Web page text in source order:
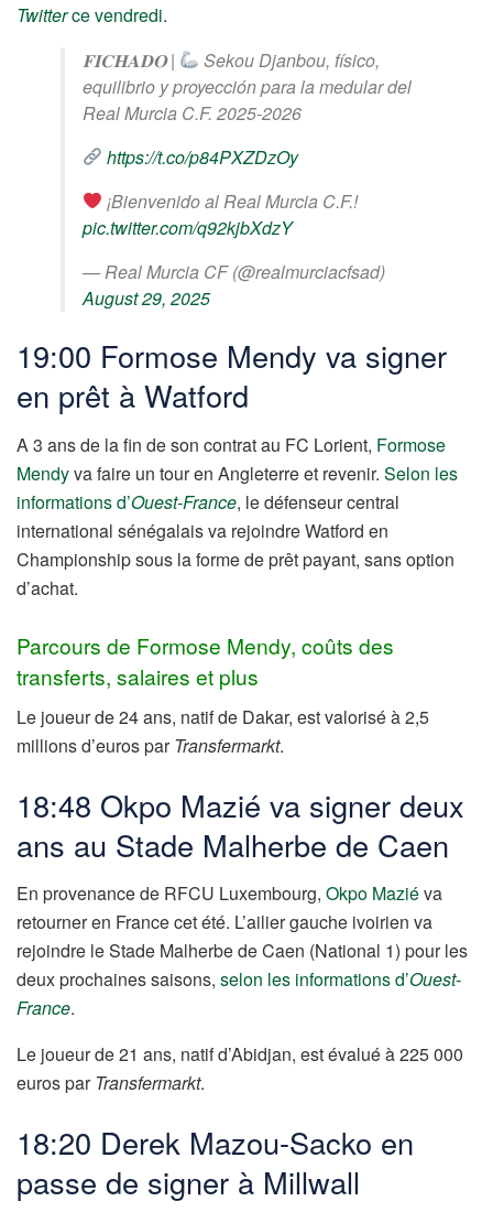
Twitterce vendredi.
𝐅𝐈𝐂𝐇𝐀𝐃𝐎 |
Sekou Djanbou, físico,
equilibrio y proyección para la medular del
Real Murcia C.F. 2025-2026
https://t.co/p84PXZDzOy
¡Bienvenido al Real Murcia C.F.!
pic.twitter.com/q92kjbXdzY
— Real Murcia CF (@realmurciacfsad)
August 29, 2025
19:00 Formose Mendy va signer
en prêt à Watford
A 3 ans de la fin de son contrat au FC Lorient, Formose
Mendyva faire un tour en Angleterre et revenir. Selon les
informations d’Ouest-France, le défenseur central
international sénégalais va rejoindre Watford en
Championship sous la forme de prêt payant, sans option
d’achat.
Parcours de Formose Mendy, coûts des
transferts, salaires et plus
Le joueur de 24 ans, natif de Dakar, est valorisé à 2,5
millions d’euros par Transfermarkt.
18:48 Okpo Mazié va signer deux
ans au Stade Malherbe de Caen
En provenance de RFCU Luxembourg, Okpo Maziéva
retourner en France cet été. L’ailier gauche ivoirien va
rejoindre le Stade Malherbe de Caen (National 1) pour les
deux prochaines saisons, selon les informations d’Ouest-
France.
Le joueur de 21 ans, natif d’Abidjan, est évalué à 225 000
euros par Transfermarkt.
18:20 Derek Mazou-Sacko en
passe de signer à Millwall